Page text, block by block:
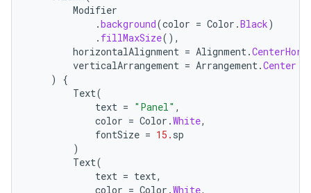
Modifier
.background(color = Color .Black)
. fillMaxSize(),
horizontalAlignment = Alignment .
verticalArrangement = Arrangement .Center
)
{
Text(
text = "Panel" ,
color = Color .White,
fontSize = 15. sp
)
Text(
text = text,
color = Color .White,